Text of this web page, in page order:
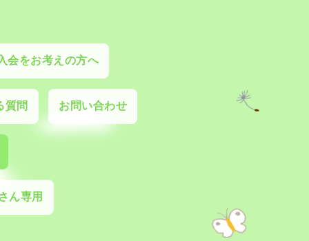
会をお考えの方へ
質問 お問い合わせ
ん専用